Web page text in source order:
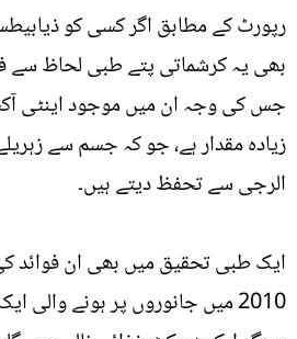
رپورٹ کے مطابق اگر کسی کو
بھی یہ کرشماتی پتے طبی لحاظ سے
جس کی وجہ ان میں موجود اینٹی
زیادہ مقدار ہے، جو کہ جسم سے
الرجی سے تحفظ دیتے ہیں۔
ایک طبی تحقیق میں بھی ان فوائد
2010 میں جانوروں پر ہونے والی